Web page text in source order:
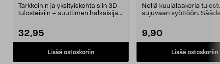
Tarkkoihin ja yksityiskohtaisiin 3D-
tulosteisiin – suuttimen halkaisija
32,95
Lisää ostoskoriin
Neljä kuulalaakeria
sujuvaan syöttöön.
9,90
Lisää ostoskoriin